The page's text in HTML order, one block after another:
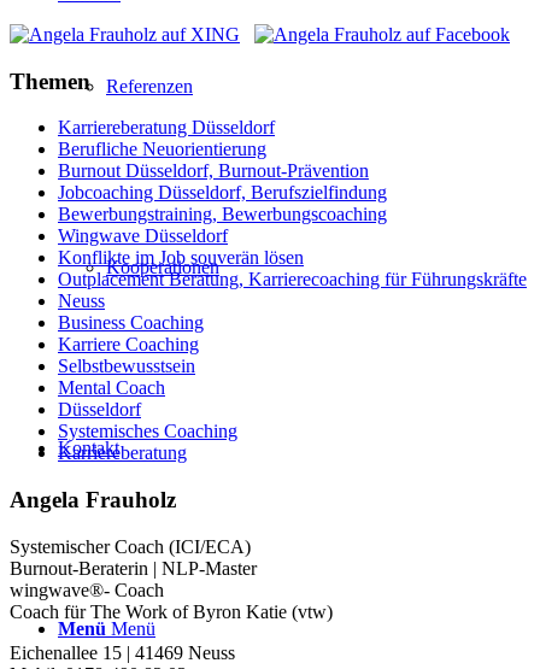
Referenzen
Kooperationen
Kontakt
Menü Menü
Themen
Karriereberatung Düsseldorf
Berufliche Neuorientierung
Burnout Düsseldorf, Burnout-Prävention
Jobcoaching Düsseldorf, Berufszielfindung
Bewerbungstraining, Bewerbungscoaching
Wingwave Düsseldorf
Konflikte im Job souverän lösen
Outplacement Beratung, Karrierecoaching für Führungskräfte
Neuss
Business Coaching
Karriere Coaching
Selbstbewusstsein
Mental Coach
Düsseldorf
Systemisches Coaching
Karriereberatung
Angela Frauholz
Systemischer Coach (ICI/ECA)
Burnout-Beraterin | NLP-Master
wingwave®- Coach
Coach für The Work of Byron Katie (vtw)
Eichenallee 15 | 41469 Neuss